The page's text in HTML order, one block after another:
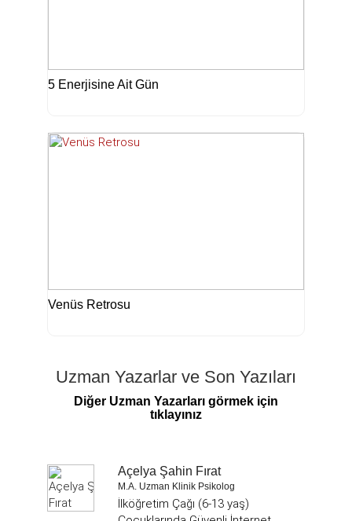
5 Enerjisine Ait Gün
Venüs Retrosu
Uzman Yazarlar ve Son Yazıları
Diğer Uzman Yazarları görmek için
tıklayınız
Açelya Şahin Fırat
M.A. Uzman Klinik Psikolog
İlköğretim Çağı (6-13 yaş)